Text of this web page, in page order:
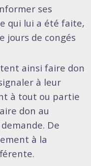
ses
qui lui a été faite,
jours de congés
ainsi faire don
à leur
à tout ou partie
don au
De
à la